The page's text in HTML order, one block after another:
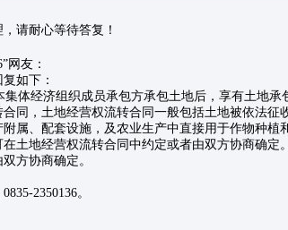
请耐心等待答复！
网友：
如下：
体经济组织成员承包方承包土地后，享有土地
同，土地经营权流转合同一般包括土地被依法征
属、配套设施，及农业生产中直接用于作物种
土地经营权流转合同中约定或者由双方协商确
双方协商确定。
2350136。